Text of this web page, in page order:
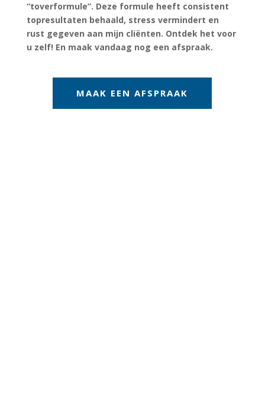
“toverformule”. Deze formule heeft consistent
topresultaten behaald, stress vermindert en
rust gegeven aan mijn cliënten. Ontdek het voor
u zelf! En maak vandaag nog een afspraak.
MAAK EEN AFSPRAAK